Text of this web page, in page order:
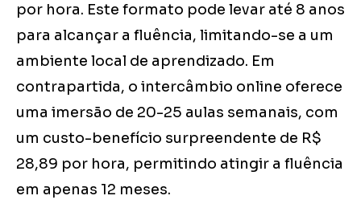
por hora. Este formato pode levar até 8 anos
para alcançar a fluência, limitando-se a um
ambiente local de aprendizado. Em
contrapartida, o intercâmbio online oferece
uma imersão de 20-25 aulas semanais, com
um custo-benefício surpreendente de R$
28,89 por hora, permitindo atingir a fluência
em apenas 12 meses.